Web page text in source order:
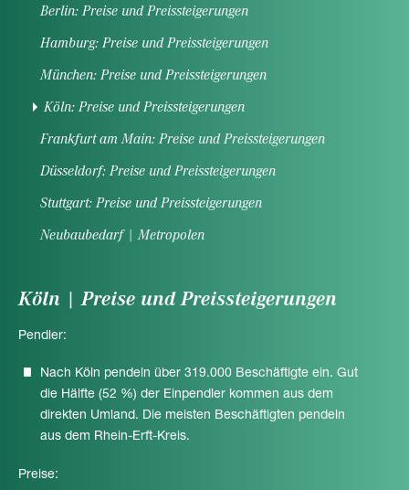
Berlin: Preise und Preissteigerungen
Hamburg: Preise und Preissteigerungen
München: Preise und Preissteigerungen
Köln: Preise und Preissteigerungen(current)
Frankfurt am Main: Preise und Preissteigerungen
Düsseldorf: Preise und Preissteigerungen
Stuttgart: Preise und Preissteigerungen
Neubaubedarf | Metropolen
Köln | Preise und Preissteigerungen
Pendler:
Nach Köln pendeln über 319.000 Beschäftigte ein. Gut
die Hälfte (52 %) der Einpendler kommen aus dem
direkten Umland. Die meisten Beschäftigten pendeln
aus dem Rhein-Erft-Kreis.
Preise: